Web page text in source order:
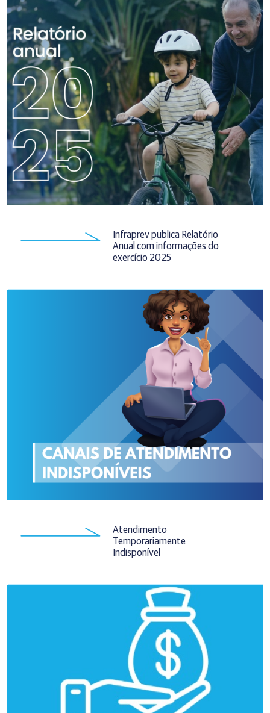
Infraprev publica Relatório
Anual com informações do
exercício 2025
Atendimento
Temporariamente
Indisponível